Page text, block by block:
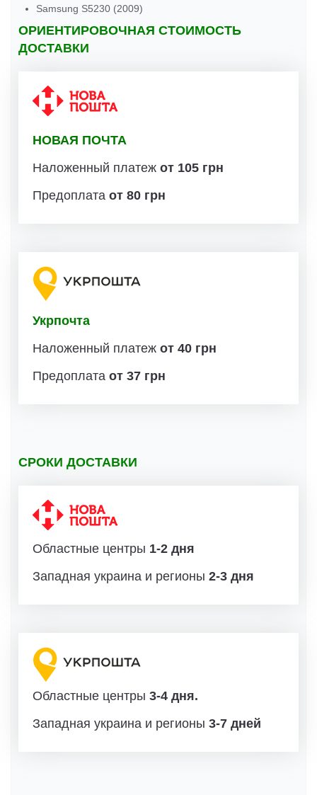
Samsung S5230 (2009)
ОРИЕНТИРОВОЧНАЯ СТОИМОСТЬ
ДОСТАВКИ
НОВАЯ ПОЧТА
Наложенный платеж от 105 грн
Предоплата от 80 грн
Укрпочта
Наложенный платеж от 40 грн
Предоплата от 37 грн
СРОКИ ДОСТАВКИ
Областные центры 1-2 дня
Западная украина и регионы 2-3 дня
Областные центры 3-4 дня.
Западная украина и регионы 3-7 дней